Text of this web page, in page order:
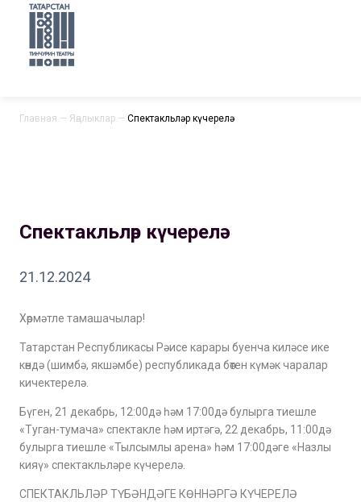
Главная — Яңалыклар — Спектакльләр күчерелә
Спектакльләр күчерелә
21.12.2024
Хөрмәтле тамашачылар!
Татарстан Республикасы Рәисе карары буенча киләсе ике
көндә (шимбә, якшәмбе) республикада бөтен күмәк чаралар
кичектерелә.
Бүген, 21 декабрь, 12:00дә һәм 17:00дә булырга тиешле
«Туган-тумача» спектакле һәм иртәгә, 22 декабрь, 11:00дә
булырга тиешле «Тылсымлы арена» һәм 17:00дәге «Назлы
кияү» спектакльләре күчерелә.
СПЕКТАКЛЬЛӘР ТҮБӘНДӘГЕ КӨННӘРГӘ КҮЧЕРЕЛӘ